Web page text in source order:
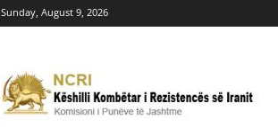
Sunday, August 9, 2026